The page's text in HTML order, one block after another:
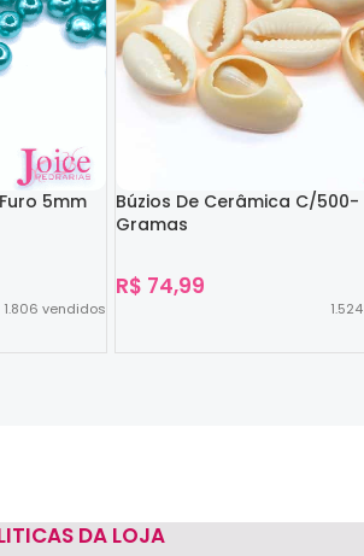
5mm
1.806 vendidos
Búzios De Cerâmica C/500-
Gramas
R$ 74,99
1.524
DA LOJA